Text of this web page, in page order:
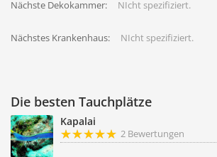
Nächste Dekokammer:
NIcht spezifiziert.
Nächstes Krankenhaus: NIcht spezifiziert.
Die besten Tauchplätze
Kapalai
2 Bewertungen